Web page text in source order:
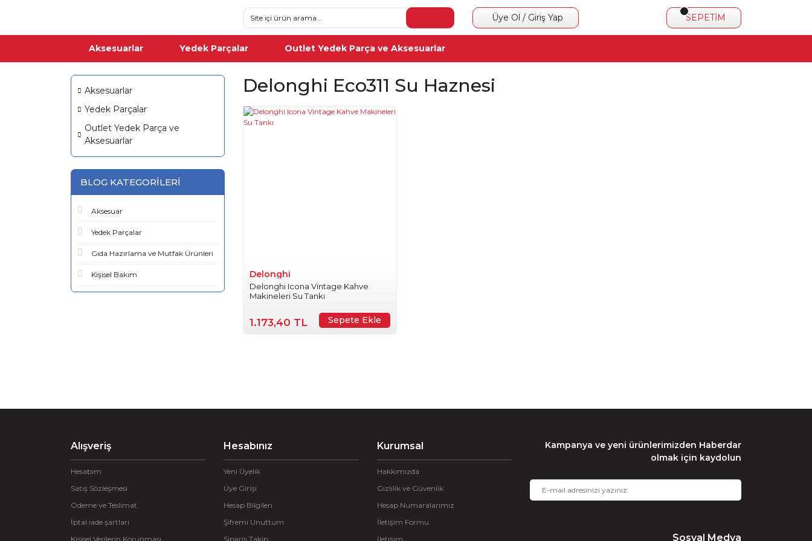
Üye Ol / Giriş Yap SEPETİM
Aksesuarlar Yedek Parçalar Outlet Yedek Parça ve Aksesuarlar
Aksesuarlar
Yedek Parçalar
Outlet Yedek Parça ve
Aksesuarlar
BLOG KATEGORILERI
Aksesuar
Yedek Parçalar
Gıda Hazırlama ve Mutfak Ürünleri
Kişisel Bakım
Delonghi Eco311 Su Haznesi
Delonghi
Delonghi Icona Vintage Kahve
Makineleri Su Tankı
1.173,40 TL Sepete Ekle
Alışveriş
Hesabım
Satış Sözleşmesi
Ödeme ve Teslimat
İptal iade şartları
Kişisel Verilerin Korunması
Hesabınız
Yeni Üyelik
Üye Girişi
Hesap Bilgileri
Şifremi Unuttum
Sipariş Takip
Kurumsal
Hakkımızda
Gizlilik ve Güvenlik
Hesap Numaralarımız
İletişim Formu
İletişim
Kampanya ve yeni ürünlerimizden Haberdar
olmak için kaydolun
Sosyal Medya